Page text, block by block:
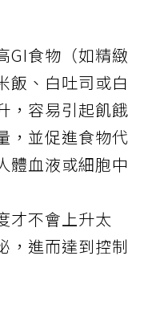
GI食物（如精緻
飯、白吐司或白
，容易引起飢餓
，並促進食物代
體血液或細胞中
才不會上升太
，進而達到控制